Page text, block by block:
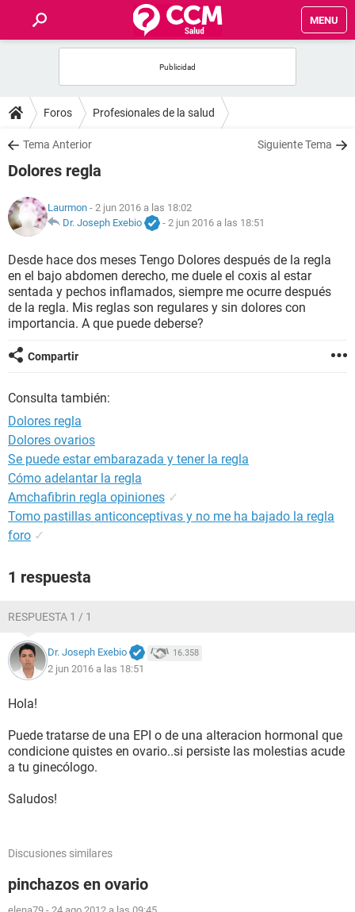
MENU
FOROS
SALUD
NUTRICIÓN
BIENESTAR
SEXUALIDAD
GLOSARIO
Foros Profesionales de la salud
Tema Anterior Siguiente Tema
Dolores regla
Laurmon - 2 jun 2016 a las 18:02
Dr. Joseph Exebio
- 2 jun 2016 a las 18:51
Desde hace dos meses Tengo Dolores después de la regla
en el bajo abdomen derecho, me duele el coxis al estar
sentada y pechos inflamados, siempre me ocurre después
de la regla. Mis reglas son regulares y sin dolores con
importancia. A que puede deberse?
Compartir
Consulta también:
Dolores regla
Dolores ovarios
Se puede estar embarazada y tener la regla
Cómo adelantar la regla
Amchafibrin regla opiniones ✓
Tomo pastillas anticonceptivas y no me ha bajado la regla
foro ✓
1 respuesta
RESPUESTA 1 / 1
Dr. Joseph Exebio 16.358
2 jun 2016 a las 18:51
Hola!
Puede tratarse de una EPI o de una alteracion hormonal que
condicione quistes en ovario..si persiste las molestias acude
a tu ginecólogo.
Saludos!
Discusiones similares
pinchazos en ovario